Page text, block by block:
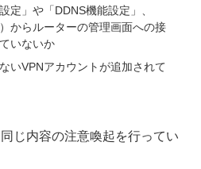
定」や「DDNS機能設定」、
からルーターの管理画面への接
いないか
いVPNアカウントが追加されて
じ内容の注意喚起を行ってい